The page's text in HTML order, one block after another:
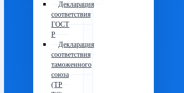
Декларация
соответствия
ГОСТ
Р
Декларация
соответствия
таможенного
союза
(ТР